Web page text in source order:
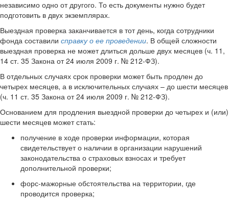
независимо одно от другого. То есть документы нужно будет
подготовить в двух экземплярах.
Выездная проверка заканчивается в тот день, когда сотрудники
фонда составили справку о ее проведении. В общей сложности
выездная проверка не может длиться дольше двух месяцев (ч. 11,
14 ст. 35 Закона от 24 июля 2009 г. № 212-ФЗ).
В отдельных случаях срок проверки может быть продлен до
четырех месяцев, а в исключительных случаях – до шести месяцев
(ч. 11 ст. 35 Закона от 24 июля 2009 г. № 212-ФЗ).
Основанием для продления выездной проверки до четырех и (или)
шести месяцев может стать:
получение в ходе проверки информации, которая
свидетельствует о наличии в организации нарушений
законодательства о страховых взносах и требует
дополнительной проверки;
форс-мажорные обстоятельства на территории, где
проводится проверка;